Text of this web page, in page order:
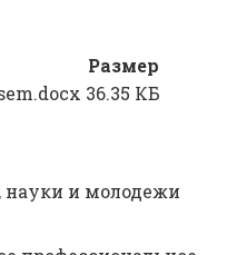
Размер
36.35 КБ
науки и молодежи